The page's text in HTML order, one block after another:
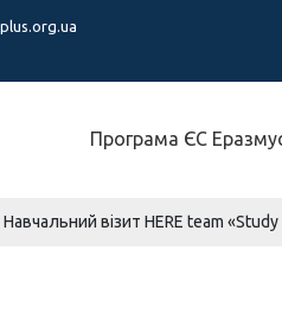
Програма ЄС
Навчальний візит HERE team